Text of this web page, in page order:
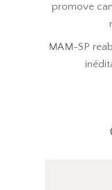
promove
MAM-SP